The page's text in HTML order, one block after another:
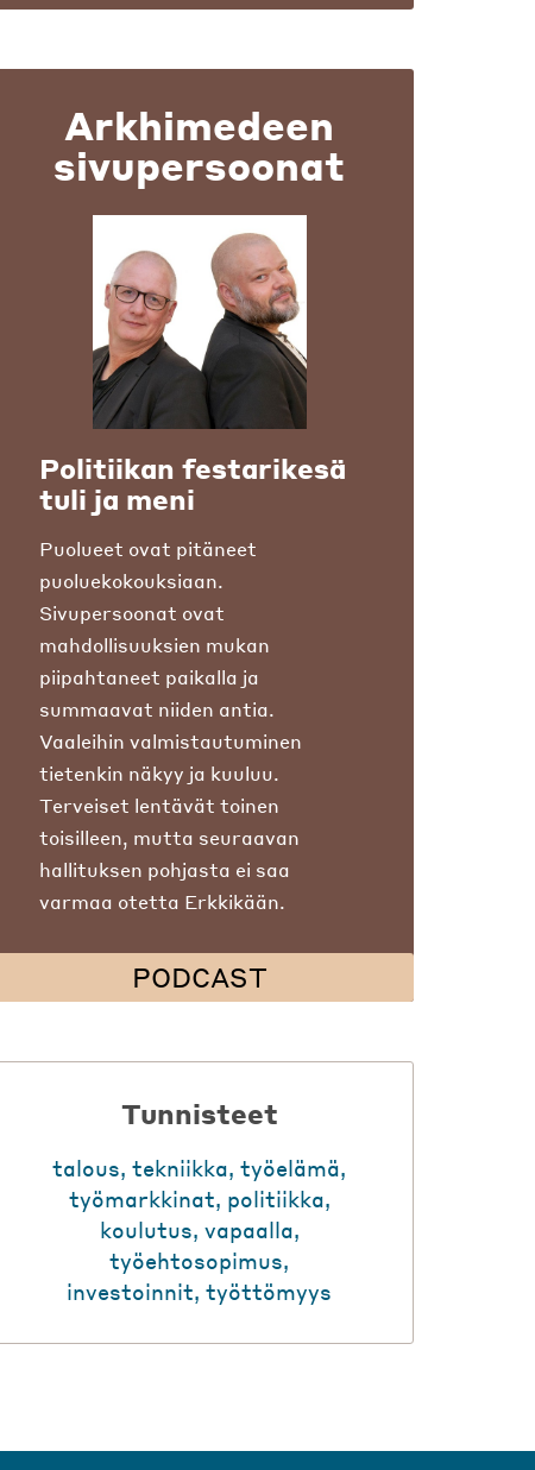
Arkhimedeen
sivupersoonat
Politiikan festarikesä
tuli ja meni
Puolueet ovat pitäneet
puoluekokouksiaan.
Sivupersoonat ovat
mahdollisuuksien mukan
piipahtaneet paikalla ja
summaavat niiden antia.
Vaaleihin valmistautuminen
tietenkin näkyy ja kuuluu.
Terveiset lentävät toinen
toisilleen, mutta seuraavan
hallituksen pohjasta ei saa
varmaa otetta Erkkikään.
PODCAST
Tunnisteet
talous,tekniikka,työelämä,
työmarkkinat, politiikka,
koulutus, vapaalla,
työehtosopimus,
investoinnit,työttömyys